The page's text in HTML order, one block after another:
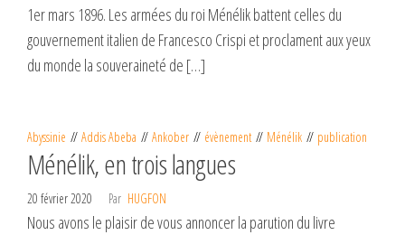
1er mars 1896. Les armées du roi Ménélik battent celles du
gouvernement italien de Francesco Crispi et proclament aux yeux
du monde la souveraineté de […]
Abyssinie Addis Abeba Ankober évènement Ménélik publication
Ménélik, en trois langues
20 février 2020 Par HUGFON
Nous avons le plaisir de vous annoncer la parution du livre